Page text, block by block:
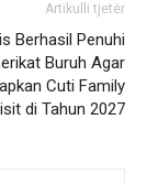
Artikulli tjetër
Berhasil Penuhi
Buruh Agar
Cuti Family
di Tahun 2027